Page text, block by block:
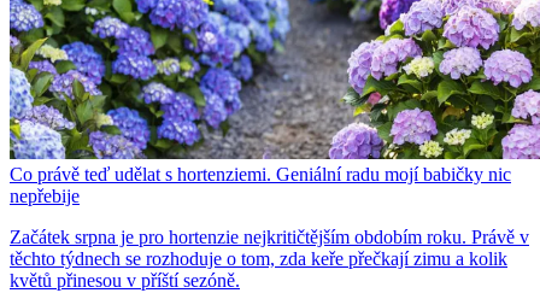
Co právě teď udělat s hortenziemi. Geniální radu mojí babičky nic
nepřebije
Začátek srpna je pro hortenzie nejkritičtějším obdobím roku. Právě v
těchto týdnech se rozhoduje o tom, zda keře přečkají zimu a kolik
květů přinesou v příští sezóně.